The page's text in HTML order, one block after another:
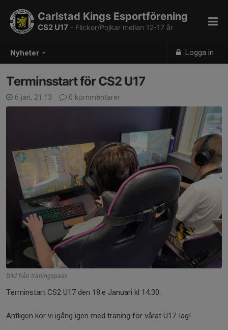
Nyheter Logga in
Carlstad Kings Esportförening
CS2 U17 - Flickor/Pojkar mellan 12-17 år
Terminsstart för CS2 U17
6 jan, 21:13 0 kommentarer
BIld från träningspass
Terminstart CS2 U17 den 18:e Januari kl 14:30.
Äntligen kör vi igång igen med träning för vårat U17-lag!